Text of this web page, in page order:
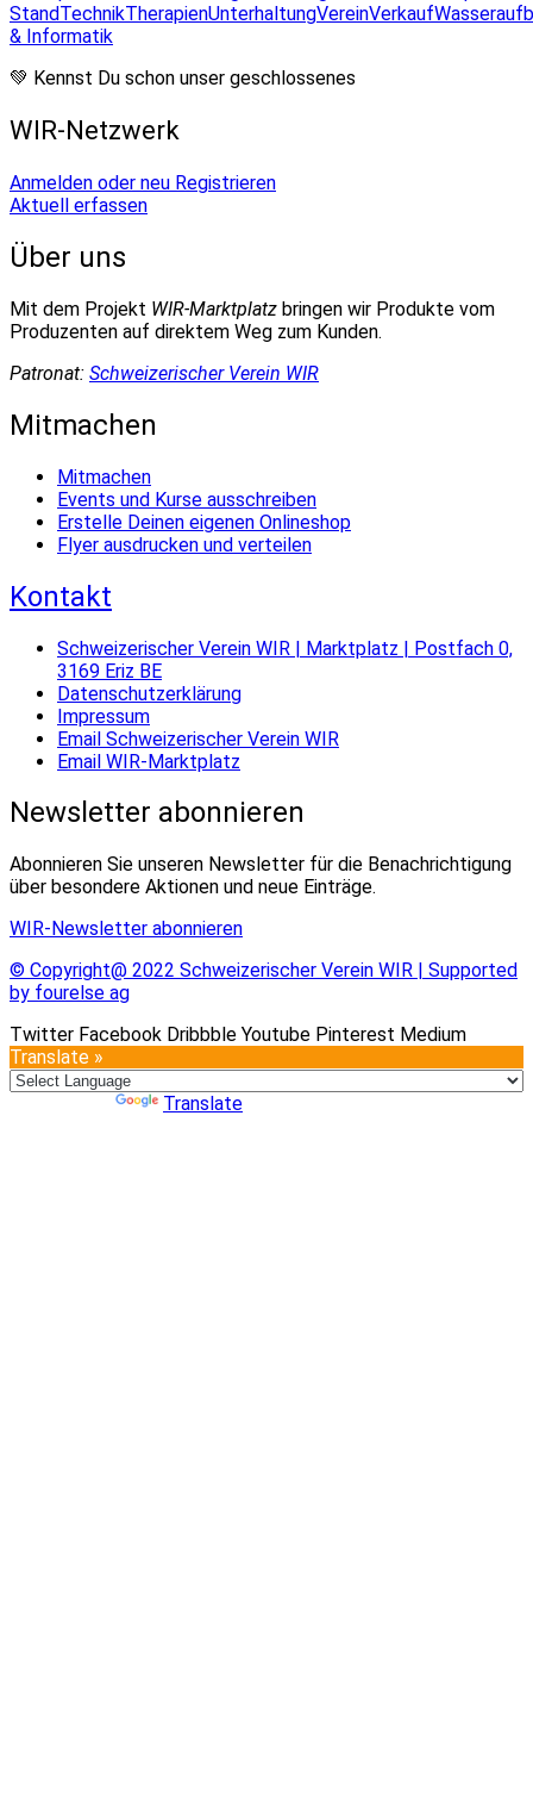
StandTechnikTherapienUnterhaltungVereinVerkauf
& Informatik
💚 Kennst Du schon unser geschlossenes
WIR-Netzwerk
Anmelden oder neu Registrieren
Aktuell erfassen
Über uns
Mit dem Projekt WIR-Marktplatz bringen wir Produkte vom
Produzenten auf direktem Weg zum Kunden.
Patronat: Schweizerischer Verein WIR
Mitmachen
Mitmachen
Events und Kurse ausschreiben
Erstelle Deinen eigenen Onlineshop
Flyer ausdrucken und verteilen
Kontakt
Schweizerischer Verein WIR | Marktplatz | Postfach 0,
3169 Eriz BE
Datenschutzerklärung
Impressum
Email Schweizerischer Verein WIR
Email WIR-Marktplatz
Newsletter abonnieren
Abonnieren Sie unseren Newsletter für die Benachrichtigung
über besondere Aktionen und neue Einträge.
WIR-Newsletter abonnieren
© Copyright@ 2022 Schweizerischer Verein WIR | Supported
by fourelse ag
Twitter Facebook Dribbble Youtube Pinterest Medium
Translate »
Translate